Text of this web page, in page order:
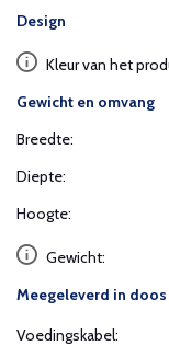
Design
Kleur van het
Gewicht en omvang
Breedte:
Diepte:
Hoogte:
Gewicht:
Meegeleverd in doos
Voedingskabel: